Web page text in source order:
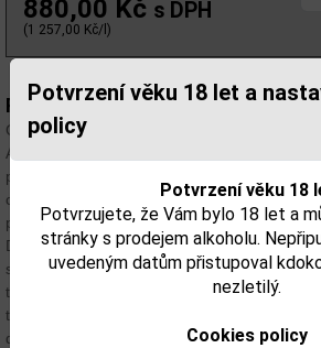
Potvrzení věku 18 let a
policy
Potvrzení věku 18
Potvrzujete, že Vám bylo 18 let a
stránky s prodejem alkoholu.
uvedeným datům přistupoval
nezletilý.
Cookies policy
880,00 Kč s DPH
(1 257,00 Kč/l)
Popis:
Guyana má jeden z největších nedotčených
Americe s velkou rozmanitostí divoké zvěře.
přírodou vedlo obyvatele Guyany k tomu,
chráněné národní zvíře, což následně
pojmenování rumu „Jaguara“ plného síly.
Dlouhá historie výroby rumu v Guyaně sahá
století. Jaguara se destiluje na anglický
třtiny a malými dávkovými destilačními
tmavý, bohatý a aromatický rum, který zraje
dobu 15 let.